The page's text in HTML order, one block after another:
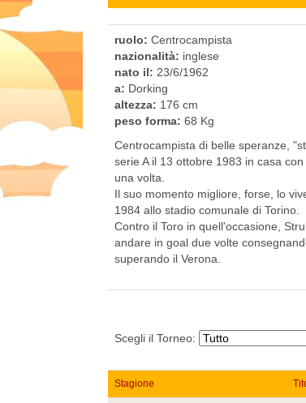
ruolo: Centrocampista
nazionalità: inglese
nato il: 23/6/1962
a: Dorking
altezza: 176 cm
peso forma: 68 Kg
Centrocampista di belle speranze,
serie A il 13 ottobre 1983 in casa
una volta.
Il suo momento migliore, forse, lo
1984 allo stadio comunale di Torino.
Contro il Toro in quell'occasione,
andare in goal due volte
superando il Verona.
Scegli il Torneo:
Stagione